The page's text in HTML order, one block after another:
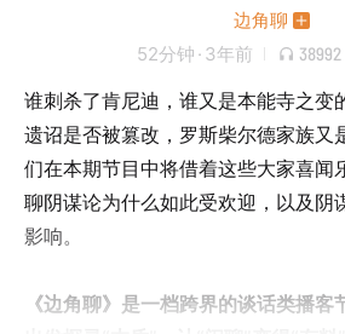
边角聊
52分钟 · 3年前 38992
谁刺杀了肯尼迪，谁又是本能寺之变
遗诏是否被篡改，罗斯柴尔德家族又
们在本期节目中将借着这些大家喜闻
聊阴谋论为什么如此受欢迎，以及阴
影响。
《边角聊》是一档跨界的谈话类播客